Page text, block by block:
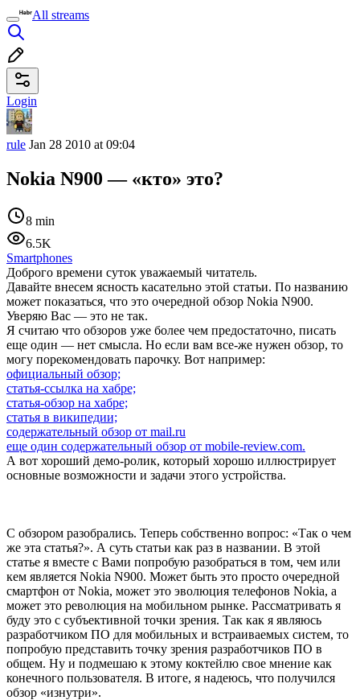
All streams
Login
rule Jan 28 2010 at 09:04
Nokia N900 — «кто» это?
8 min
6.5K
Smartphones
Доброго времени суток уважаемый читатель.
Давайте внесем ясность касательно этой статьи. По названию
может показаться, что это очередной обзор Nokia N900.
Уверяю Вас — это не так.
Я считаю что обзоров уже более чем предостаточно, писать
еще один — нет смысла. Но если вам все-же нужен обзор, то
могу порекомендовать парочку. Вот например:
официальный обзор;
статья-ссылка на хабре;
статья-обзор на хабре;
статья в википедии;
содержательный обзор от mail.ru
еще один содержательный обзор от mobile-review.com.
А вот хороший демо-ролик, который хорошо иллюстрирует
основные возможности и задачи этого устройства.
С обзором разобрались. Теперь собственно вопрос: «Так о чем
же эта статья?». А суть статьи как раз в названии. В этой
статье я вместе с Вами попробую разобраться в том, чем или
кем является Nokia N900. Может быть это просто очередной
смартфон от Nokia, может это эволюция телефонов Nokia, а
может это революция на мобильном рынке. Рассматривать я
буду это с субъективной точки зрения. Так как я являюсь
разработчиком ПО для мобильных и встраиваемых систем, то
попробую представить точку зрения разработчиков ПО в
общем. Ну и подмешаю к этому коктейлю свое мнение как
конечного пользователя. В итоге, я надеюсь, что получился
обзор «изнутри».